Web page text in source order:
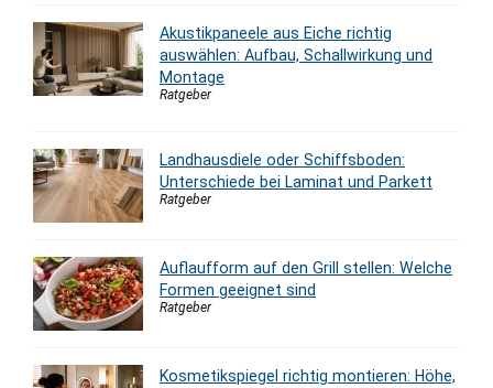
Akustikpaneele aus Eiche richtig
auswählen: Aufbau, Schallwirkung und
Montage
Ratgeber
Landhausdiele oder Schiffsboden:
Unterschiede bei Laminat und Parkett
Ratgeber
Auflaufform auf den Grill stellen: Welche
Formen geeignet sind
Ratgeber
Kosmetikspiegel richtig montieren: Höhe,